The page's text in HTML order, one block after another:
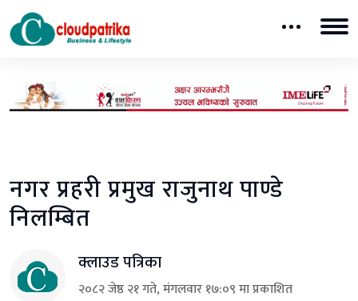
नगर प्रहरी प्रमुख राजुनाथ पाण्डे
निलम्बित
क्लाउड पत्रिका
२०८२ जेष्ठ २१ गते, मंगलवार १७:०९ मा प्रकाशित